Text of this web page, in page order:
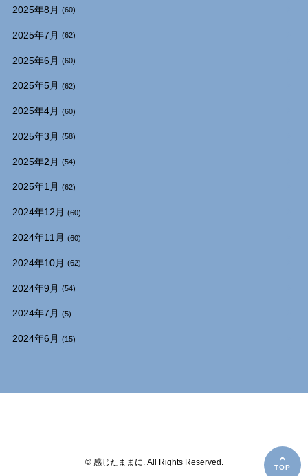
2025年8月 (60)
2025年7月 (62)
2025年6月 (60)
2025年5月 (62)
2025年4月 (60)
2025年3月 (58)
2025年2月 (54)
2025年1月 (62)
2024年12月 (60)
2024年11月 (60)
2024年10月 (62)
2024年9月 (54)
2024年7月 (5)
2024年6月 (15)
© 感じたままに. All Rights Reserved.